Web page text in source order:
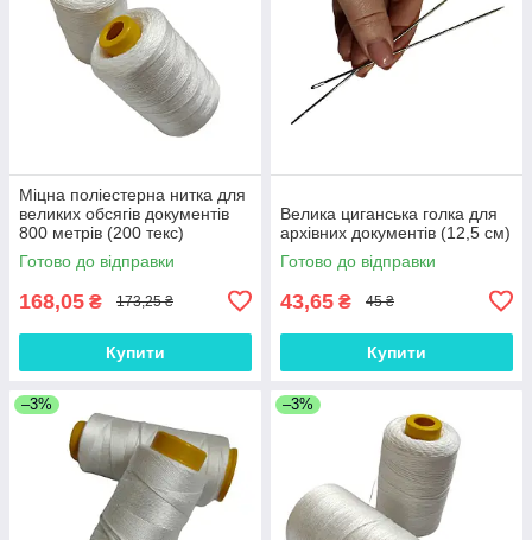
Міцна поліестерна нитка для
великих обсягів документів
800 метрів (200 текс)
Готово до відправки
168,05 ₴ 173,25 ₴
Купити
Велика циганська голка для
архівних документів (12,5 см)
Готово до відправки
43,65 ₴ 45 ₴
Купити
–3% –3%